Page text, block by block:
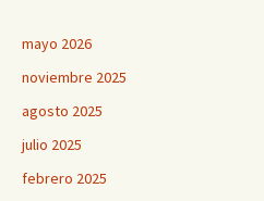
mayo 2026
noviembre 2025
agosto 2025
julio 2025
febrero 2025